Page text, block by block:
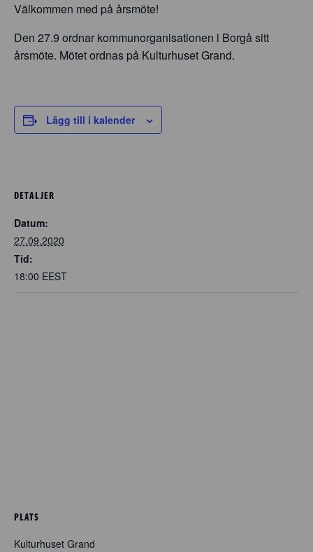
Välkommen med på årsmöte!
Den 27.9 ordnar kommunorganisationen i Borgå sitt
årsmöte. Mötet ordnas på Kulturhuset Grand.
Lägg till i kalender
DETALJER
Datum:
27.09.2020
Tid:
18:00 EEST
PLATS
Kulturhuset Grand